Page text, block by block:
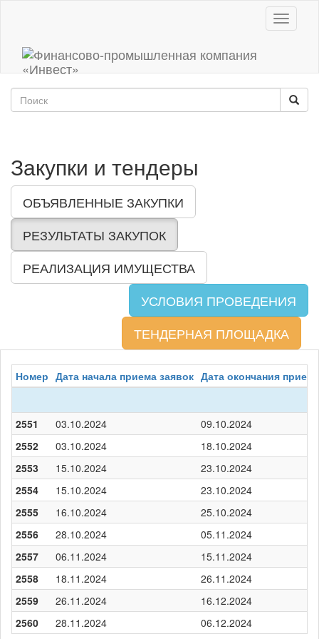
Toggle
Закупки и тендеры
ОБЪЯВЛЕННЫЕ ЗАКУПКИ
РЕЗУЛЬТАТЫ ЗАКУПОК
РЕАЛИЗАЦИЯ ИМУЩЕСТВА
УСЛОВИЯ ПРОВЕДЕНИЯ
ТЕНДЕРНАЯ ПЛОЩАДКА
Номер Дата начала приема заявок Дата окончания
2551 03.10.2024
09.10.2024
2552
03.10.2024
18.10.2024
2553
15.10.2024
23.10.2024
2554
15.10.2024
23.10.2024
2555
16.10.2024
25.10.2024
2556
28.10.2024
05.11.2024
2557
06.11.2024
15.11.2024
2558
18.11.2024
26.11.2024
2559
26.11.2024
16.12.2024
2560
28.11.2024 06.12.2024